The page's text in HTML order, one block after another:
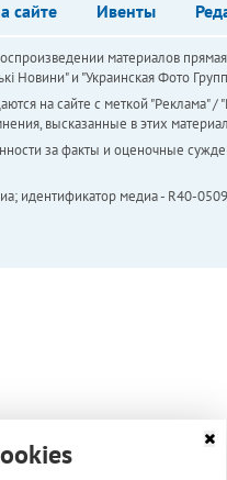
сайте Ивенты
материалов
Новини" и "Украинская Фото
на сайте с меткой "Реклама" /
высказанные в этих
за факты и оценочные
идентификатор медиа - R40-